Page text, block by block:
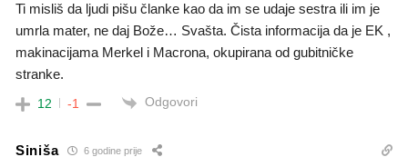
Ti misliš da ljudi pišu članke kao da im se udaje sestra ili im je
umrla mater, ne daj Bože… Svašta. Čista informacija da je EK ,
makinacijama Merkel i Macrona, okupirana od gubitničke
stranke.
12 -1 Odgovori
Siniša 6 godine prije